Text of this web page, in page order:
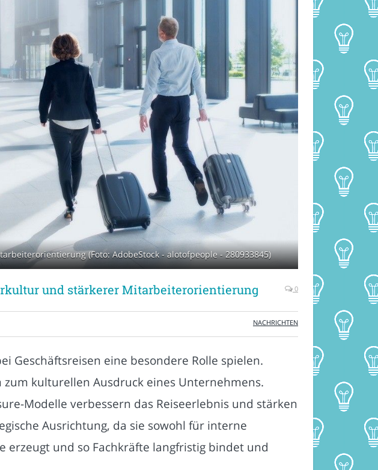
(Foto: AdobeStock - alotofpeople - 280933845)
und stärkerer Mitarbeiterorientierung 0
NACHRICHTEN
Geschäftsreisen eine besondere Rolle spielen.
kulturellen Ausdruck eines Unternehmens.
Modelle verbessern das Reiseerlebnis und stärken
Ausrichtung, da sie sowohl für interne
und so Fachkräfte langfristig bindet und